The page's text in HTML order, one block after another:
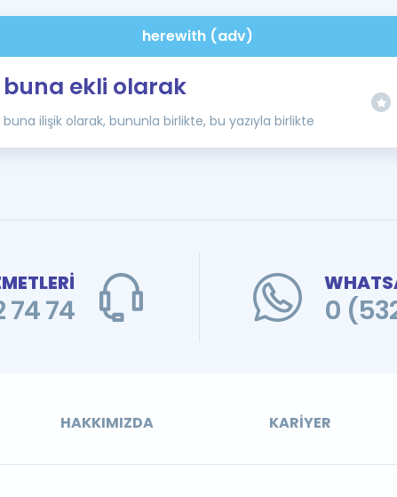
herewith (adv)
buna ekli olarak
buna ilişik olarak, bununla birlikte, bu yazıyla birlikte
74 0
HAKKIMIZDA KARIYER